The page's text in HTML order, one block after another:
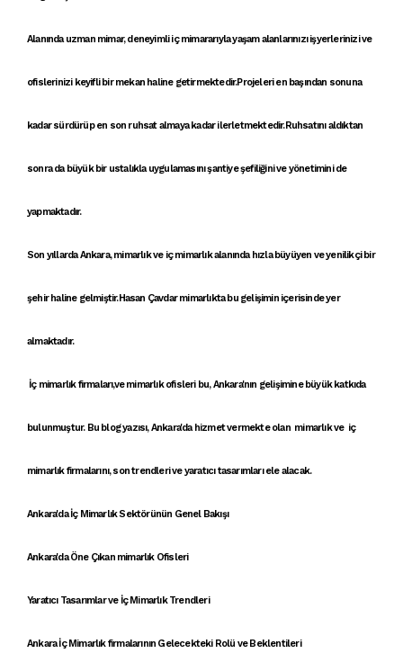
Alanında uzman mimar, deneyimli iç mimararıyla yaşam alanlarınızı işyerlerinizi ve
ofislerinizi keyifli bir mekan haline getirmektedir.Projeleri en başından sonuna
kadar sürdürüp en son ruhsat almaya kadar ilerletmektedir.Ruhsatını aldıktan
sonra da büyük bir ustalıkla uygulamasını şantiye şefiliğini ve yönetimini de
yapmaktadır.
Son yıllardaAnkara, mimarlıkveiç mimarlıkalanında hızla büyüyen veyenilikçibir
şehir haline gelmiştir.Hasan Çavdar mimarlıkta bu gelişimin içerisinde yer
almaktadır.
İç mimarlık firmaları,vemimarlık ofisleribu,Ankara'nın gelişimine büyük katkıda
bulunmuştur. Bu blog yazısı,Ankara'da hizmet vermekte olan mimarlık veiç
mimarlık firmalarını,son trendleri veyaratıcı tasarımlarıele alacak.
Ankara'da İç Mimarlık Sektörünün Genel Bakışı
Ankara'da Öne Çıkan mimarlık Ofisleri
Yaratıcı Tasarımlar ve İç Mimarlık Trendleri
Ankara İç Mimarlık firmalarının Gelecekteki Rolü ve Beklentileri